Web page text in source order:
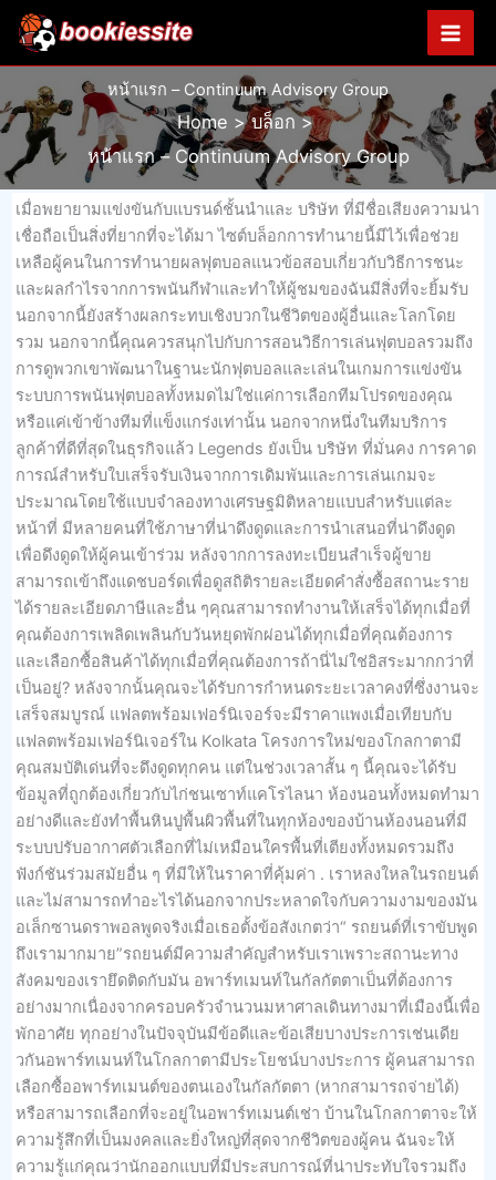
Skip
content
หน้าแรก – Continuum Advisory Group
Home
บล็อก
หน้าแรก – Continuum Advisory Group
เมื่อพยายามแข่งขันกับแบรนด์ชั้นนำและ บริษัท ที่มีชื่อเสียงความน่า
เชื่อถือเป็นสิ่งที่ยากที่จะได้มา ไซต์บล็อกการทำนายนี้มีไว้เพื่อช่วย
เหลือผู้คนในการทำนายผลฟุตบอลแนวข้อสอบเกี่ยวกับวิธีการชนะ
และผลกำไรจากการพนันกีฬาและทำให้ผู้ชมของฉันมีสิ่งที่จะยิ้มรับ
นอกจากนี้ยังสร้างผลกระทบเชิงบวกในชีวิตของผู้อื่นและโลกโดย
รวม นอกจากนี้คุณควรสนุกไปกับการสอนวิธีการเล่นฟุตบอลรวมถึง
การดูพวกเขาพัฒนาในฐานะนักฟุตบอลและเล่นในเกมการแข่งขัน
ระบบการพนันฟุตบอลทั้งหมดไม่ใช่แค่การเลือกทีมโปรดของคุณ
หรือแค่เข้าข้างทีมที่แข็งแกร่งเท่านั้น นอกจากหนึ่งในทีมบริการ
ลูกค้าที่ดีที่สุดในธุรกิจแล้ว Legends ยังเป็น บริษัท ที่มั่นคง การคาด
การณ์สำหรับใบเสร็จรับเงินจากการเดิมพันและการเล่นเกมจะ
ประมาณโดยใช้แบบจำลองทางเศรษฐมิติหลายแบบสำหรับแต่ละ
หน้าที่ มีหลายคนที่ใช้ภาษาที่น่าดึงดูดและการนำเสนอที่น่าดึงดูด
เพื่อดึงดูดให้ผู้คนเข้าร่วม หลังจากการลงทะเบียนสำเร็จผู้ขาย
สามารถเข้าถึงแดชบอร์ดเพื่อดูสถิติรายละเอียดคำสั่งซื้อสถานะราย
ได้รายละเอียดภาษีและอื่น ๆคุณสามารถทำงานให้เสร็จได้ทุกเมื่อที่
คุณต้องการเพลิดเพลินกับวันหยุดพักผ่อนได้ทุกเมื่อที่คุณต้องการ
และเลือกซื้อสินค้าได้ทุกเมื่อที่คุณต้องการถ้านี่ไม่ใช่อิสระมากกว่าที่
เป็นอยู่? หลังจากนั้นคุณจะได้รับการกำหนดระยะเวลาคงที่ซึ่งงานจะ
เสร็จสมบูรณ์ แฟลตพร้อมเฟอร์นิเจอร์จะมีราคาแพงเมื่อเทียบกับ
แฟลตพร้อมเฟอร์นิเจอร์ใน Kolkata โครงการใหม่ของโกลกาตามี
คุณสมบัติเด่นที่จะดึงดูดทุกคน แต่ในช่วงเวลาสั้น ๆ นี้คุณจะได้รับ
ข้อมูลที่ถูกต้องเกี่ยวกับไก่ชนเซาท์แคโรไลนา ห้องนอนทั้งหมดทำมา
อย่างดีและยังทำพื้นหินปูพื้นผิวพื้นที่ในทุกห้องของบ้านห้องนอนที่มี
ระบบปรับอากาศตัวเลือกที่ไม่เหมือนใครพื้นที่เตียงทั้งหมดรวมถึง
ฟังก์ชันร่วมสมัยอื่น ๆ ที่มีให้ในราคาที่คุ้มค่า . เราหลงใหลในรถยนต์
และไม่สามารถทำอะไรได้นอกจากประหลาดใจกับความงามของมัน
อเล็กซานดราพอลพูดจริงเมื่อเธอตั้งข้อสังเกตว่า“ รถยนต์ที่เราขับพูด
ถึงเรามากมาย”รถยนต์มีความสำคัญสำหรับเราเพราะสถานะทาง
สังคมของเรายึดติดกับมัน อพาร์ทเมนท์ในกัลกัตตาเป็นที่ต้องการ
อย่างมากเนื่องจากครอบครัวจำนวนมหาศาลเดินทางมาที่เมืองนี้เพื่อ
พักอาศัย ทุกอย่างในปัจจุบันมีข้อดีและข้อเสียบางประการเช่นเดีย
วกันอพาร์ทเมนท์ในโกลกาตามีประโยชน์บางประการ ผู้คนสามารถ
เลือกซื้ออพาร์ทเมนต์ของตนเองในกัลกัตตา (หากสามารถจ่ายได้)
หรือสามารถเลือกที่จะอยู่ในอพาร์ทเมนต์เช่า บ้านในโกลกาตาจะให้
ความรู้สึกที่เป็นมงคลและยิ่งใหญ่ที่สุดจากชีวิตของผู้คน ฉันจะให้
ความรู้แก่คุณว่านักออกแบบที่มีประสบการณ์ที่น่าประทับใจรวมถึง